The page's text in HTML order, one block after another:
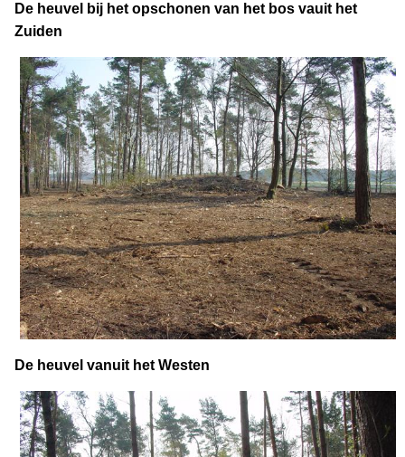
De heuvel bij het opschonen van het bos vauit het
Zuiden
De heuvel vanuit het Westen